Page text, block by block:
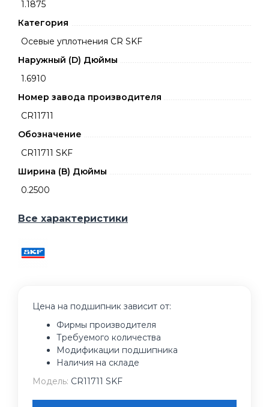
1.1875
Категория
Осевые уплотнения CR SKF
Наружный (D) Дюймы
1.6910
Номер завода производителя
CR11711
Обозначение
CR11711 SKF
Ширина (B) Дюймы
0.2500
Все характеристики
Цена на подшипник зависит от:
Фирмы производителя
Требуемого количества
Модификации подшипника
Наличия на складе
Модель: CR11711 SKF